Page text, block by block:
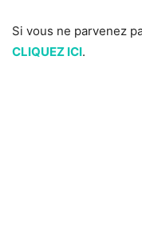
Si vous ne parvenez
CLIQUEZ ICI.